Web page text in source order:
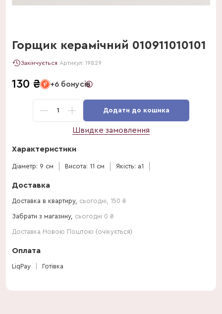
Горщик керамічний 010911010101
Закінчується Артикул: 19829
130 ₴ +6 бонусів
1 Додати до кошика
Швидке замовлення
Характеристики
Діаметр: 9 см Висота: 11 см Якість: a1
Доставка
Доставка в квартиру, сьогодні 150 ₴
Забрати з магазину, сьогодні 0 ₴
Доставка Новою Поштою (очікується)
Оплата
LiqPay Готівка